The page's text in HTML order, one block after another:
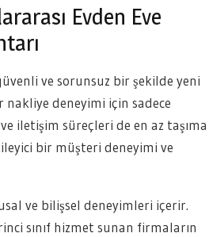
Evden Eve
ve sorunsuz bir şekilde yeni
nakliye deneyimi için sadece
iletişim süreçleri de en az taşıma
bir müşteri deneyimi ve
ve bilişsel deneyimleri içerir.
sınıf hizmet sunan firmaların